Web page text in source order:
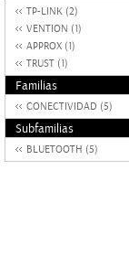
TP-LINK (2)
VENTION (1)
APPROX (1)
TRUST (1)
Familias
CONECTIVIDAD (5)
Subfamilias
BLUETOOTH (5)